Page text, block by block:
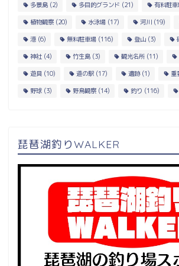
多景島 (2) 多目的グランド (21) 有料駐
植物観察 (20) 水泳場 (17) 河川 (19)
港 (6) 無料駐車場 (116) 登山 (3)
神社 (4) 竹生島 (3) 観光名所 (11)
遊具 (10) 道の駅 (17) 遺跡(1) 重
野球 (3) 野鳥観察 (14) 釣り (116)
琵琶湖釣りWALKER